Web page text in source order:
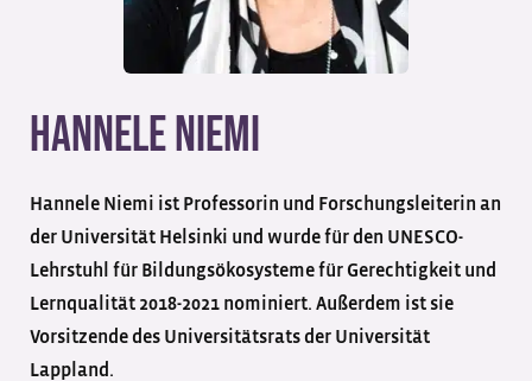
Hannele Niemi
Hannele Niemi ist Professorin und Forschungsleiterin an
der Universität Helsinki und wurde für den UNESCO-
Lehrstuhl für Bildungsökosysteme für Gerechtigkeit und
Lernqualität 2018-2021 nominiert. Außerdem ist sie
Vorsitzende des Universitätsrats der Universität
Lappland.